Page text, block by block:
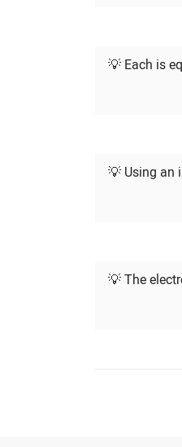
💡 Each is
💡 Using an
💡 The